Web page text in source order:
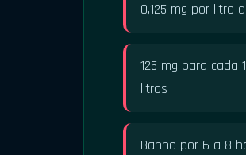
0,125 mg por litro
125 mg para cada
litros
Banho por 6 a 8